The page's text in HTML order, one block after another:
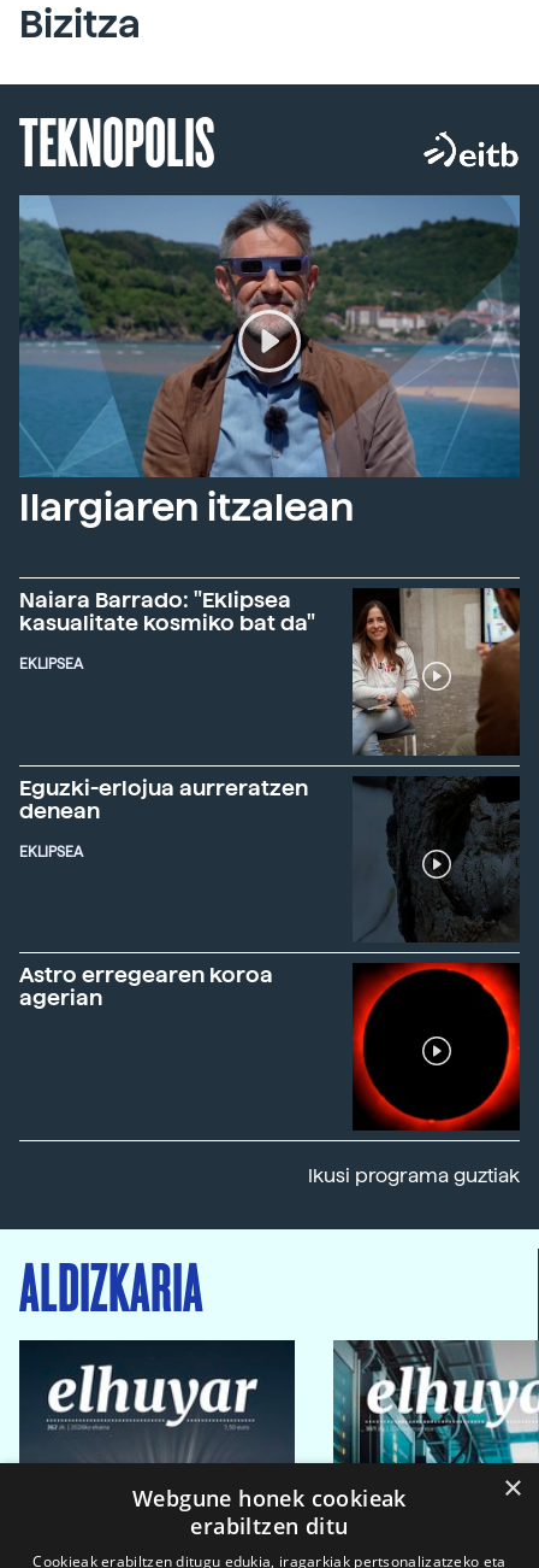
Bizitza
TEKNOPOLIS
Ilargiaren itzalean
Naiara Barrado: "Eklipsea
kasualitate kosmiko bat da"
EKLIPSEA
Eguzki-erlojua aurreratzen
denean
EKLIPSEA
Astro erregearen koroa
agerian
Ikusi programa guztiak
ALDIZKARIA
×
Webgune honek cookieak
erabiltzen ditu
Cookieak erabiltzen ditugu edukia, iragarkiak pertsonalizatzeko eta